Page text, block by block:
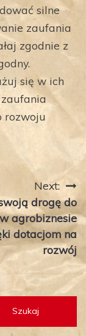
silne
zaufania
zgodnie z
się w ich
zaufania
rozwoju
Next:
drogę do
agrobiznesie
dotacjom na
rozwój
Szukaj